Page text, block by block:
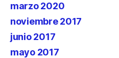
marzo 2020
noviembre 2017
junio 2017
mayo 2017